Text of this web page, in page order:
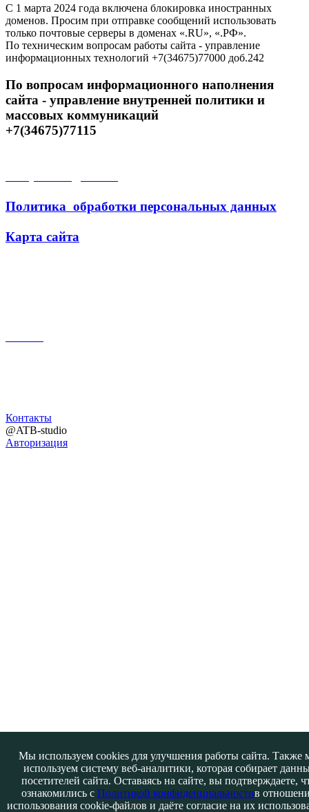
С 1 марта 2024 года включена блокировка иностранных
доменов. Просим при отправке сообщений использовать
только почтовые серверы в доменах «.RU», «.РФ».
По техническим вопросам работы сайта - управление
информационных технологий +7(34675)77000 доб.242
По вопросам информационного наполнения
сайта - управление внутренней политики и
массовых коммуникаций
+7(34675)77115
Политика обработки персональных данных
Карта сайта
Контакты
@ATB-studio
Авторизация
Мы используем cookies для улучшения работы сайта. Также
используем систему веб-аналитики, которая собирает
посетителей сайта. Оставаясь на сайте, вы подтверждаете,
ознакомились с Политикой конфиденциальностив
использования cookie-файлов и даёте согласие на их